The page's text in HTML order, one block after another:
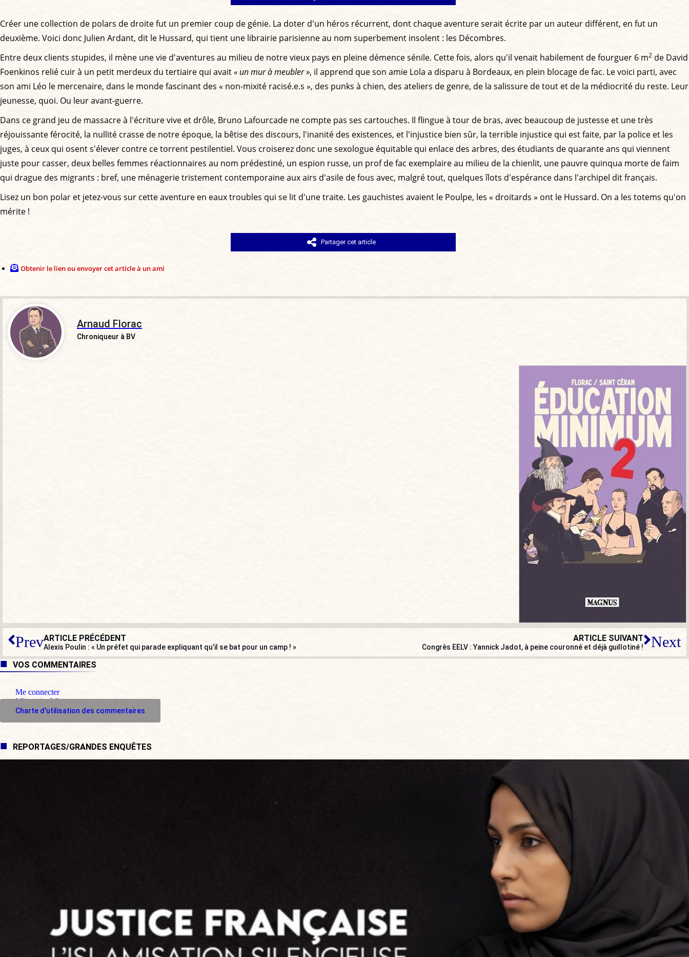
Créer une collection de polars de droite fut un premier coup de génie. La doter d'un héros récurrent, dont chaque aventure serait écrite par un auteur différent, en fut un
deuxième. Voici donc Julien Ardant, dit le Hussard, qui tient une librairie parisienne au nom superbement insolent : les Décombres.
Entre deux clients stupides, il mène une vie d'aventures au milieu de notre vieux pays en pleine démence sénile. Cette fois, alors qu'il venait habilement de fourguer 6 m2 de David
Foenkinos relié cuir à un petit merdeux du tertiaire qui avait« un mur à meubler », il apprend que son amie Lola a disparu à Bordeaux, en plein blocage de fac. Le voici parti, avec
son ami Léo le mercenaire, dans le monde fascinant des « non-mixité racisé.e.s », des punks à chien, des ateliers de genre, de la salissure de tout et de la médiocrité du reste. Leur
jeunesse, quoi. Ou leur avant-guerre.
Dans ce grand jeu de massacre à l'écriture vive et drôle, Bruno Lafourcade ne compte pas ses cartouches. Il flingue à tour de bras, avec beaucoup de justesse et une très
réjouissante férocité, la nullité crasse de notre époque, la bêtise des discours, l'inanité des existences, et l'injustice bien sûr, la terrible injustice qui est faite, par la police et les
juges, à ceux qui osent s'élever contre ce torrent pestilentiel. Vous croiserez donc une sexologue équitable qui enlace des arbres, des étudiants de quarante ans qui viennent
juste pour casser, deux belles femmes réactionnaires au nom prédestiné, un espion russe, un prof de fac exemplaire au milieu de la chienlit, une pauvre quinqua morte de faim
qui drague des migrants : bref, une ménagerie tristement contemporaine aux airs d'asile de fous avec, malgré tout, quelques îlots d'espérance dans l'archipel dit français.
Lisez un bon polar et jetez-vous sur cette aventure en eaux troubles qui se lit d'une traite. Les gauchistes avaient le Poulpe, les « droitards » ont le Hussard. On a les totems qu'on
mérite !
Partager cet article
Obtenir le lien ou envoyer cet article à un ami
Arnaud Florac
Chroniqueur à BV
PrevARTICLE PRÉCÉDENT
Alexis Poulin : « Un préfet qui parade expliquant qu’il se bat pour un camp ! »
ARTICLE SUIVANT
Congrès EELV : Yannick Jadot, à peine couronné et déjà guillotiné ! Next
VOS COMMENTAIRES
Me connecter
M'inscrire à l'espace commentaire
Charte d'utilisation des commentaires
REPORTAGES/GRANDES ENQUÊTES